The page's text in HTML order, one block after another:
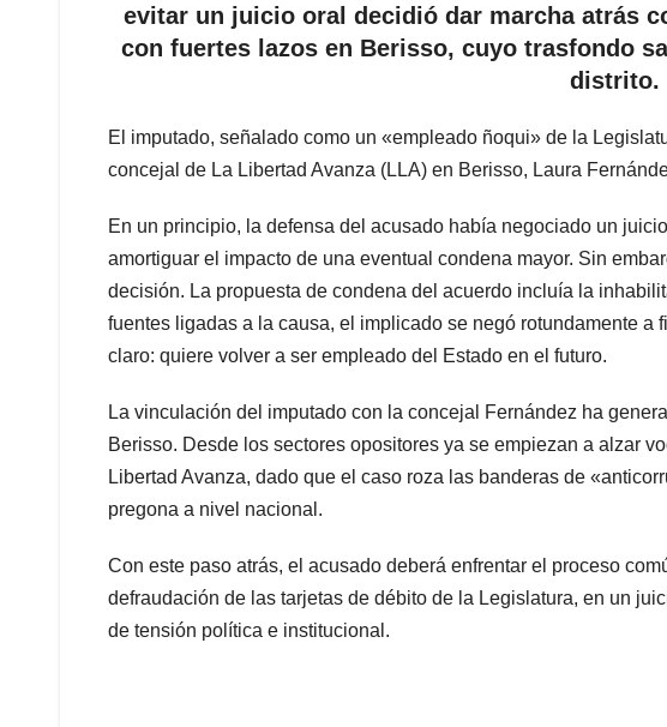
evitar un juicio oral decidió dar marcha atrás
con fuertes lazos en Berisso, cuyo trasfondo
distrito.
El imputado, señalado como un «empleado ñoqui» de la
concejal de La Libertad Avanza (LLA) en Berisso, Laura
En un principio, la defensa del acusado había negociado un
amortiguar el impacto de una eventual condena mayor. Sin
decisión. La propuesta de condena del acuerdo incluía la
fuentes ligadas a la causa, el implicado se negó rotundamente
claro: quiere volver a ser empleado del Estado en el futuro.
La vinculación del imputado con la concejal Fernández ha
Berisso. Desde los sectores opositores ya se empiezan a alzar
Libertad Avanza, dado que el caso roza las banderas de
pregona a nivel nacional.
Con este paso atrás, el acusado deberá enfrentar el proceso
defraudación de las tarjetas de débito de la Legislatura, en un
de tensión política e institucional.